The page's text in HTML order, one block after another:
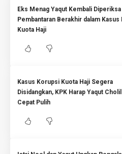
Eks Menag Yaqut Kembali Diperiksa
Pembantaran Berakhir dalam
Kuota Haji
Kasus Korupsi Kuota Haji Segera
Disidangkan, KPK Harap Yaqut
Cepat Pulih